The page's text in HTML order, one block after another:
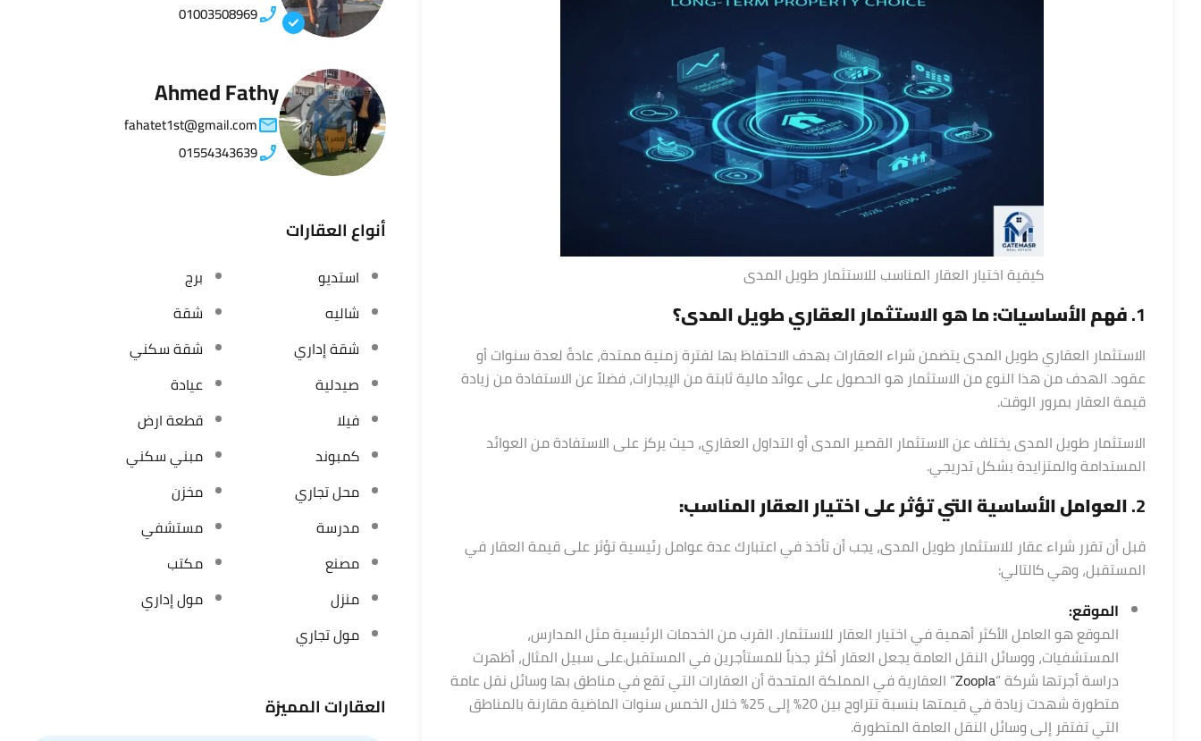
كيفية اختيار العقار المناسب للاستثمار طويل المدى
1. فهم الأساسيات: ما هو الاستثمار العقاري طويل المدى؟
الاستثمار العقاري طويل المدى يتضمن شراء العقارات بهدف الاحتفاظ بها لفترة زمنية ممتدة، عادةً لعدة سنوات أو
عقود. الهدف من هذا النوع من الاستثمار هو الحصول على عوائد مالية ثابتة من الإيجارات، فضلاً عن الاستفادة من زيادة
قيمة العقار بمرور الوقت.
الاستثمار طويل المدى يختلف عن الاستثمار القصير المدى أو التداول العقاري، حيث يركز على الاستفادة من العوائد
المستدامة والمتزايدة بشكل تدريجي.
2. العوامل الأساسية التي تؤثر على اختيار العقار المناسب:
قبل أن تقرر شراء عقار للاستثمار طويل المدى، يجب أن تأخذ في اعتبارك عدة عوامل رئيسية تؤثر على قيمة العقار في
المستقبل، وهي كالتالي:
الموقع:
الموقع هو العامل الأكثر أهمية في اختيار العقار للاستثمار. القرب من الخدمات الرئيسية مثل المدارس،
المستشفيات، ووسائل النقل العامة يجعل العقار أكثر جذباً للمستأجرين في المستقبل.على سبيل المثال، أظهرت
دراسة أجرتها شركة “Zoopla” العقارية في المملكة المتحدة أن العقارات التي تقع في مناطق بها وسائل نقل عامة
متطورة شهدت زيادة في قيمتها بنسبة تتراوح بين 20% إلى 25% خلال الخمس سنوات الماضية مقارنة بالمناطق
التي تفتقر إلى وسائل النقل العامة المتطورة.
01003508969
Ahmed Fathy
fahatet1st@gmail.com
01554343639
أنواع العقارات
استديو
برج
شاليه
شقة
شقة إداري
شقة سكني
صيدلية
عيادة
فيلا
قطعة ارض
كمبوند
مبني سكني
محل تجاري
مخزن
مدرسة
مستشفي
مصنع
مكتب
منزل
مول إداري
مول تجاري
العقارات المميزة